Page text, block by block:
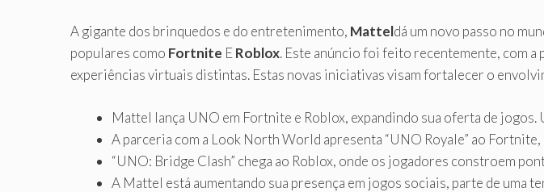
A gigante dos brinquedos e do entretenimento, Matteldá um novo passo no
populares como Fortnite ERoblox. Este anúncio foi feito recentemente, com
experiências virtuais distintas. Estas novas iniciativas visam fortalecer o
Mattel lança UNO em Fortnite e Roblox, expandindo sua oferta de jogos.
A parceria com a Look North World apresenta “UNO Royale” ao
“UNO: Bridge Clash” chega ao Roblox, onde os jogadores constroem
A Mattel está aumentando sua presença em jogos sociais, parte de uma